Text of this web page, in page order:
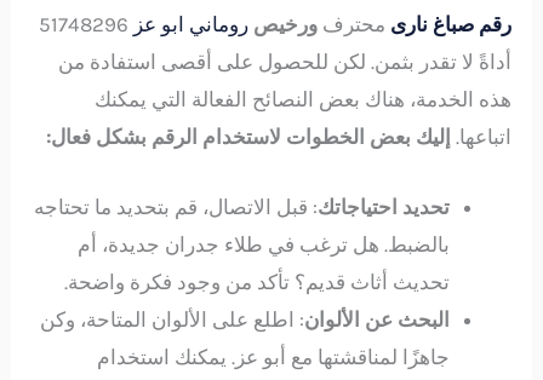
رقم صباغ نارى محترفورخيص روماني ابو عز 51748296
أداةً لا تقدر بثمن. لكن للحصول على أقصى استفادة من
هذه الخدمة، هناك بعض النصائح الفعالة التي يمكنك
اتباعها. إليك بعض الخطوات لاستخدام الرقم بشكل فعال:
تحديد احتياجاتك: قبل الاتصال، قم بتحديد ما تحتاجه
بالضبط. هل ترغب في طلاء جدران جديدة، أم
تحديث أثاث قديم؟ تأكد من وجود فكرة واضحة.
البحث عن الألوان: اطلع على الألوان المتاحة، وكن
جاهزًا لمناقشتها مع أبو عز. يمكنك استخدام